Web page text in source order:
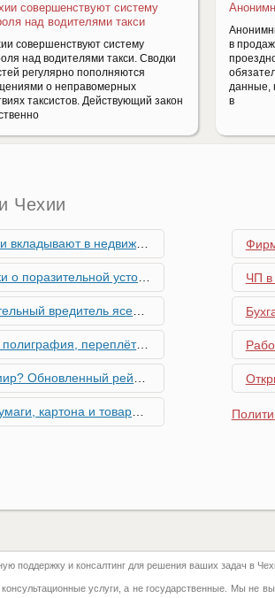
совершенствуют систему
над водителями такси
совершенствуют систему
над водителями такси. Сводки
регулярно пополняются
о неправомерных
таксистов. Действующий закон
в
данные,
в
Чехии
и почему меняются их предпочтения?
устойчивости экономики Чехии
к Чехии, необходима бдительность граждан
работы в Чехии - простая лицензия №14
глобальной мобильности 2026 года
материалов в Чехии - простая лицензия №13
ЧП в
поддержку и консалтинг для решения ваших задач в
услуги, а не государственные. Мы